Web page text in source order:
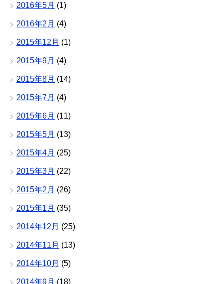
2016年5月 (1)
2016年2月 (4)
2015年12月 (1)
2015年9月 (4)
2015年8月 (14)
2015年7月 (4)
2015年6月 (11)
2015年5月 (13)
2015年4月 (25)
2015年3月 (22)
2015年2月 (26)
2015年1月 (35)
2014年12月 (25)
2014年11月 (13)
2014年10月 (5)
2014年9月 (18)